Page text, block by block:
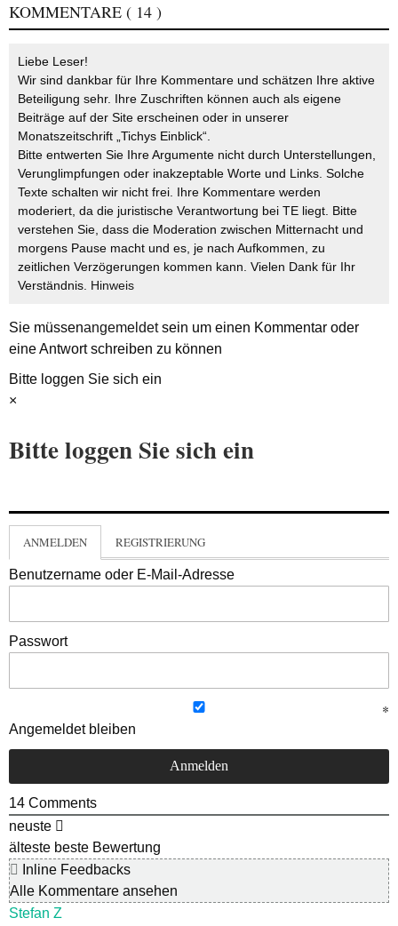
KOMMENTARE ( 14 )
Liebe Leser!
Wir sind dankbar für Ihre Kommentare und schätzen Ihre aktive
Beteiligung sehr. Ihre Zuschriften können auch als eigene
Beiträge auf der Site erscheinen oder in unserer
Monatszeitschrift „Tichys Einblick“.
Bitte entwerten Sie Ihre Argumente nicht durch Unterstellungen,
Verunglimpfungen oder inakzeptable Worte und Links. Solche
Texte schalten wir nicht frei. Ihre Kommentare werden
moderiert, da die juristische Verantwortung bei TE liegt. Bitte
verstehen Sie, dass die Moderation zwischen Mitternacht und
morgens Pause macht und es, je nach Aufkommen, zu
zeitlichen Verzögerungen kommen kann. Vielen Dank für Ihr
Verständnis. Hinweis
Sie müssenangemeldetsein um einen Kommentar oder
eine Antwort schreiben zu können
Bitte loggen Sie sich ein
×
Bitte loggen Sie sich ein
ANMELDEN REGISTRIERUNG
Benutzername oder E-Mail-Adresse
Passwort
Angemeldet bleiben
14 Comments
neuste
älteste beste Bewertung
Inline Feedbacks
Alle Kommentare ansehen
Stefan Z